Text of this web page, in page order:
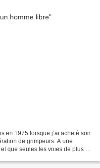
en 1975 lorsque j’ai acheté son
de grimpeurs. A une
que seules les voies de plus de